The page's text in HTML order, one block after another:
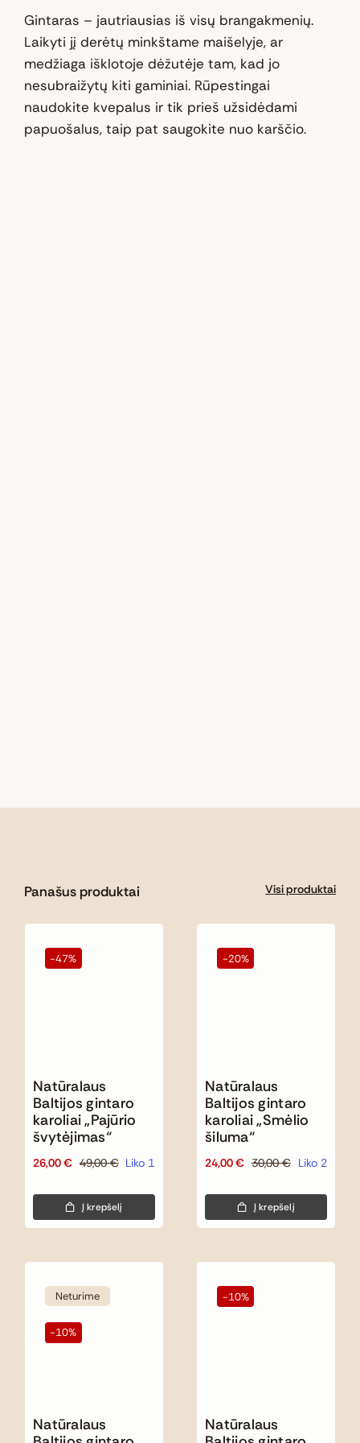
Gintaras – jautriausias iš visų brangakmenių.
Laikyti jį derėtų minkštame maišelyje, ar
medžiaga išklotoje dėžutėje tam, kad jo
nesubraižytų kiti gaminiai. Rūpestingai
naudokite kvepalus ir tik prieš užsidėdami
papuošalus, taip pat saugokite nuo karščio.
Panašus produktai Visi produktai
-47%
Natūralaus
Baltijos gintaro
karoliai „Pajūrio
švytėjimas“
49,00€
Original
was:
49,00 €.
26,00€
Current
is:
26,00 €.
Liko 1
Į krepšelį
-20%
Natūralaus
Baltijos gintaro
karoliai „Smėlio
šiluma“
30,00€
Original
was:
30,00 €.
24,00€
Current
is:
24,00 €.
Liko 2
Į krepšelį
Neturime
-10%
Natūralaus
-10%
Natūralaus